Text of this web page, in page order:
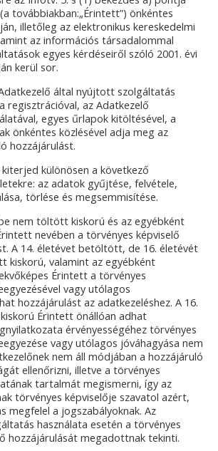
továbbiakban:„Érintett”) önkéntes
illetőleg az elektronikus kereskedelmi
az információs társadalommal
egyes kérdéseiről szóló 2001. évi
kerül sor.
által nyújtott szolgáltatás
regisztrációval, az Adatkezelő
egyes űrlapok kitöltésével, a
önkéntes közlésével adja meg az
hozzájárulást.
kiterjed különösen a következő
az adatok gyűjtése, felvétele,
törlése és megsemmisítése.
nem töltött kiskorú és az egyébként
nevében a törvényes képviselő
A 14. életévet betöltött, de 16. életévét
kiskorú, valamint az egyébként
Érintett a törvényes
vagy utólagos
hozzájárulást az adatkezeléshez. A 16.
Érintett önállóan adhat
érvényességéhez törvényes
vagy utólagos jóváhagyása nem
nem áll módjában a hozzájáruló
ellenőrizni, illetve a törvényes
tartalmát megismerni, így az
törvényes képviselője szavatol azért,
megfelel a jogszabályoknak. Az
használata esetén a törvényes
hozzájárulását megadottnak tekinti.